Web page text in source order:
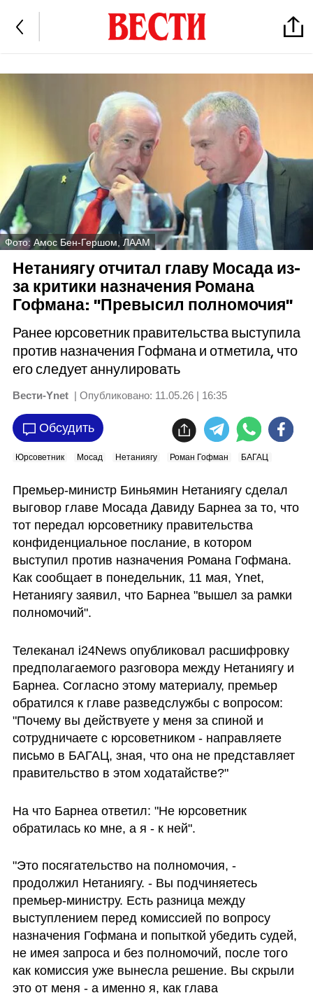
Фото: Амос Бен-Гершом, ЛААМ
Нетаниягу отчитал главу Мосада из-
за критики назначения Романа
Гофмана: "Превысил полномочия"
Ранее юрсоветник правительства выступила
против назначения Гофмана и отметила, что
его следует аннулировать
Вести-Ynet | Опубликовано: 11.05.26 | 16:35
Обсудить
Юрсоветник Мосад Нетаниягу Роман Гофман БАГАЦ
Премьер-министр Биньямин Нетаниягу сделал
выговор главе Мосада Давиду Барнеа за то, что
тот передал юрсоветнику правительства
конфиденциальное послание, в котором
выступил против назначения Романа Гофмана.
Как сообщает в понедельник, 11 мая, Ynet,
Нетаниягу заявил, что Барнеа "вышел за рамки
полномочий".
Телеканал i24News опубликовал расшифровку
предполагаемого разговора между Нетаниягу и
Барнеа. Согласно этому материалу, премьер
обратился к главе разведслужбы с вопросом:
"Почему вы действуете у меня за спиной и
сотрудничаете с юрсоветником - направляете
письмо в БАГАЦ, зная, что она не представляет
правительство в этом ходатайстве?"
На что Барнеа ответил: "Не юрсоветник
обратилась ко мне, а я - к ней".
"Это посягательство на полномочия, -
продолжил Нетаниягу. - Вы подчиняетесь
премьер-министру. Есть разница между
выступлением перед комиссией по вопросу
назначения Гофмана и попыткой убедить судей,
не имея запроса и без полномочий, после того
как комиссия уже вынесла решение. Вы скрыли
это от меня - а именно я, как глава